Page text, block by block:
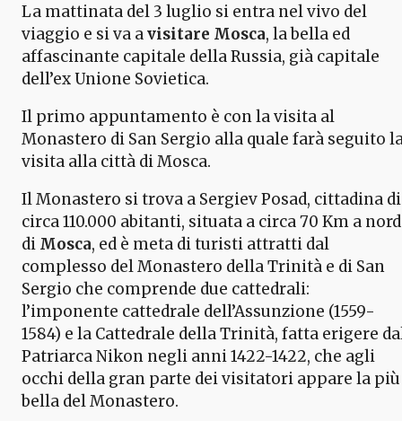
La mattinata del 3 luglio si entra nel vivo del
viaggio e si va avisitare Mosca, la bella ed
affascinante capitale della Russia, già capitale
dell’ex Unione Sovietica.
Il primo appuntamento è con la visita al
Monastero di San Sergio alla quale farà seguito
visita alla città di Mosca.
Il Monastero si trova a Sergiev Posad, cittadina di
circa 110.000 abitanti, situata a circa 70 Km a nord
di Mosca, ed è meta di turisti attratti dal
complesso del Monastero della Trinità e di San
Sergio che comprende due cattedrali:
l’imponente cattedrale dell’Assunzione (1559-
1584) e la Cattedrale della Trinità, fatta erigere
Patriarca Nikon negli anni 1422-1422, che agli
occhi della gran parte dei visitatori appare la più
bella del Monastero.